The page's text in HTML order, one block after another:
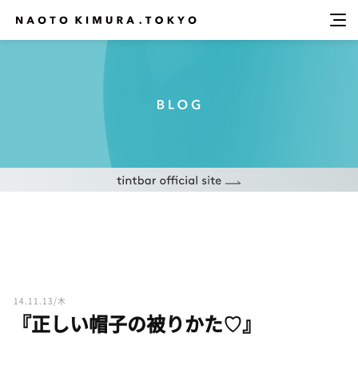
14.11.13/木
『正しい帽子の被りかた♡』